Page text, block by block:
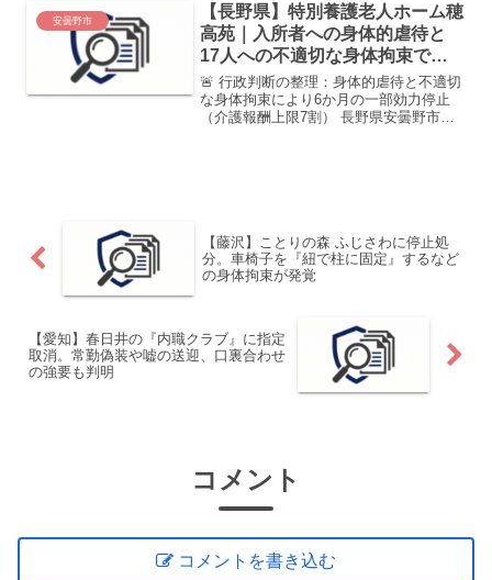
す。公表日2025年...
安曇野市
【長野県】特別養護老人ホーム穂
高苑｜入所者への身体的虐待と
17人への不適切な身体拘束で一
部効力停止（2026年3月処分）
🚨 行政判断の整理：身体的虐待と不適切
な身体拘束により6か月の一部効力停止
（介護報酬上限7割） 長野県安曇野市
【藤沢】ことりの森 ふじさわに停止処
分。車椅子を『紐で柱に固定』するなど
の身体拘束が発覚
【愛知】春日井の『内職クラブ』に指定
取消。常勤偽装や嘘の送迎、口裏合わせ
の強要も判明
コメント
コメントを書き込む